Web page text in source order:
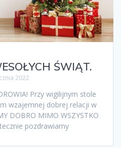
ŚWIĄT.
2022
Przy wigilijnym stole
wzajemnej dobrej relacji w
DOBRO MIMO WSZYSTKO
pozdrawiamy